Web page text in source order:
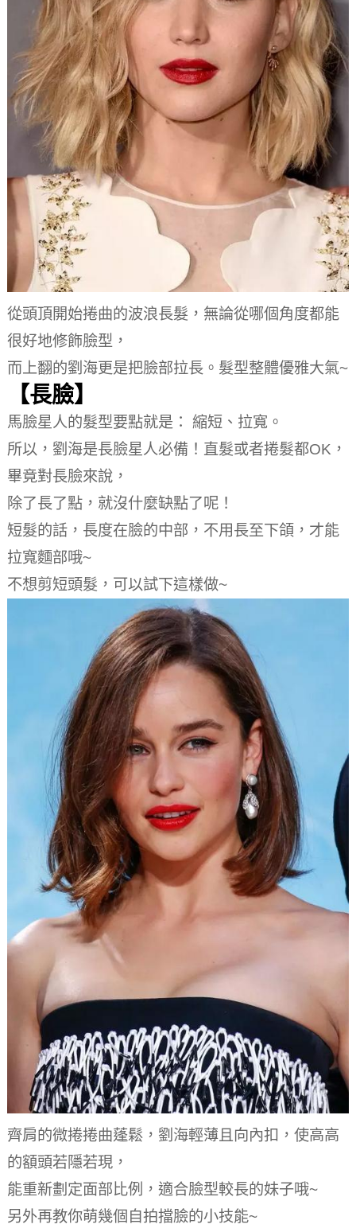
從頭頂開始捲曲的波浪長髮，無論從哪個角度都能
很好地修飾臉型，
而上翻的劉海更是把臉部拉長。 髮型整體優雅大氣~
【長臉】
馬臉星人的髮型要點就是： 縮短、拉寬。
所以，劉海是長臉星人必備！ 直髮或者捲髮都OK，
畢竟對長臉來說，
除了長了點，就沒什麼缺點了呢！
短髮的話，長度在臉的中部，不用長至下頜，才能
拉寬麵部哦~
不想剪短頭髮，可以試下這樣做~
齊肩的微捲捲曲蓬鬆，劉海輕薄且向內扣，使高高
的額頭若隱若現，
能重新劃定面部比例，適合臉型較長的妹子哦~
另外再教你萌幾個自拍擋臉的小技能~